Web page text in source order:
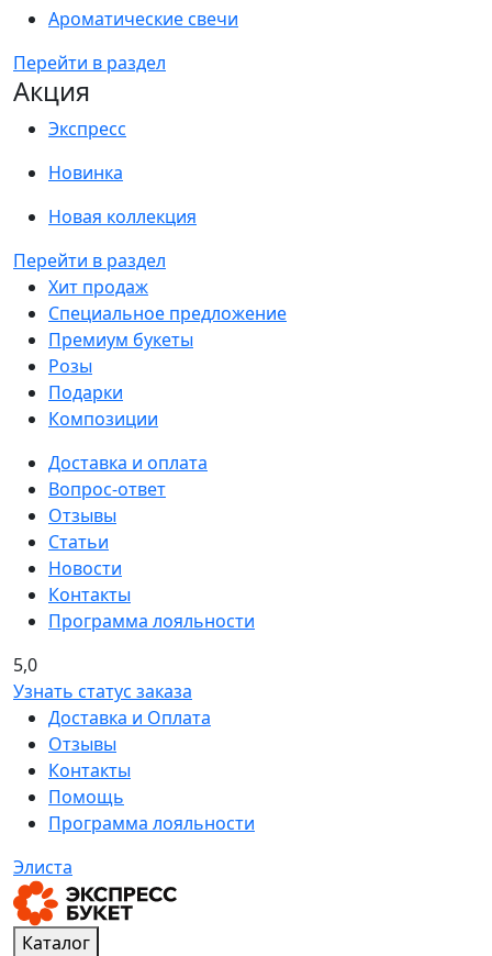
Ароматические свечи
Перейти в раздел
Акция
Экспресс
Новинка
Новая коллекция
Перейти в раздел
Хит продаж
Специальное предложение
Премиум букеты
Розы
Подарки
Композиции
Доставка и оплата
Вопрос-ответ
Отзывы
Статьи
Новости
Контакты
Программа лояльности
5,0
Узнать статус заказа
Доставка и Оплата
Отзывы
Контакты
Помощь
Программа лояльности
Элиста
Каталог